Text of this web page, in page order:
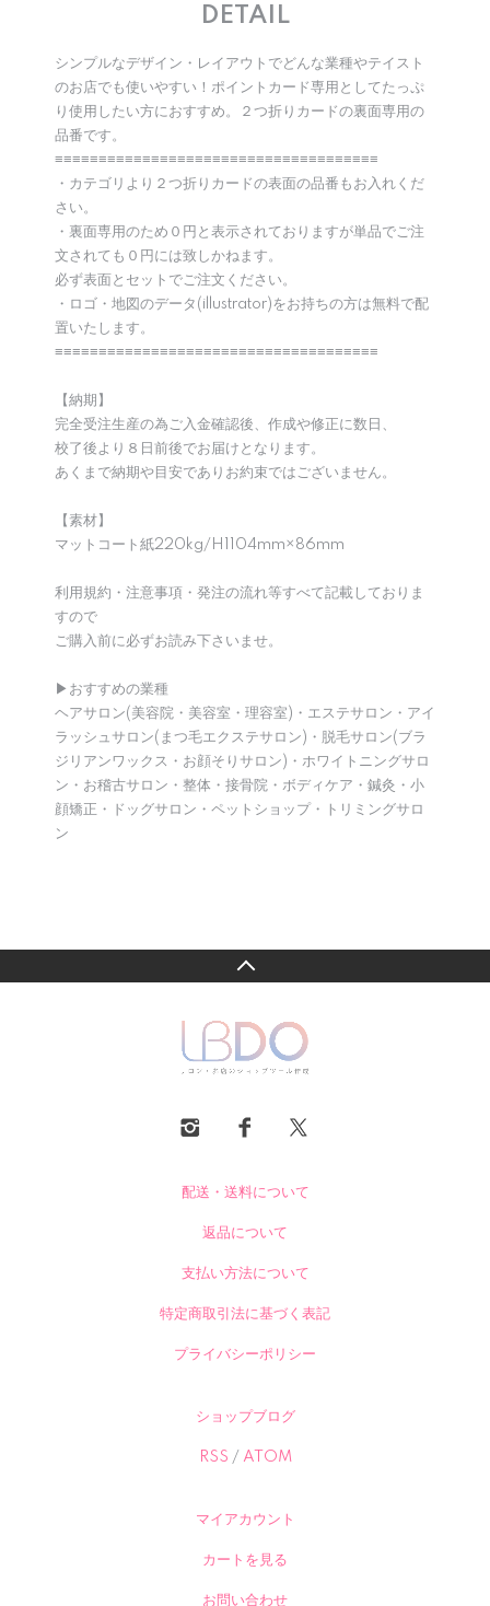
DETAIL
シンプルなデザイン・レイアウトでどんな業種やテイスト
のお店でも使いやすい！ポイントカード専用としてたっぷ
り使用したい方におすすめ。２つ折りカードの裏面専用の
品番です。
≡≡≡≡≡≡≡≡≡≡≡≡≡≡≡≡≡≡≡≡≡≡≡≡≡≡≡≡≡≡≡≡≡≡≡≡≡
・カテゴリより２つ折りカードの表面の品番もお入れくだ
さい。
・裏面専用のため０円と表示されておりますが単品でご注
文されても０円には致しかねます。
必ず表面とセットでご注文ください。
・ロゴ・地図のデータ(illustrator)をお持ちの方は無料で配
置いたします。
≡≡≡≡≡≡≡≡≡≡≡≡≡≡≡≡≡≡≡≡≡≡≡≡≡≡≡≡≡≡≡≡≡≡≡≡≡
【納期】
完全受注生産の為ご入金確認後、作成や修正に数日、
校了後より８日前後でお届けとなります。
あくまで納期や目安でありお約束ではございません。
【素材】
マットコート紙220kg/H1104mm×86mm
利用規約・注意事項・発注の流れ等すべて記載しておりま
すので
ご購入前に必ずお読み下さいませ。
▶︎おすすめの業種
ヘアサロン(美容院・美容室・理容室)・エステサロン・アイ
ラッシュサロン(まつ毛エクステサロン)・脱毛サロン(ブラ
ジリアンワックス・お顔そりサロン)・ホワイトニングサロ
ン・お稽古サロン・整体・接骨院・ボディケア・鍼灸・小
顔矯正・ドッグサロン・ペットショップ・トリミングサロ
ン
配送・送料について
返品について
支払い方法について
特定商取引法に基づく表記
プライバシーポリシー
ショップブログ
RSS / ATOM
マイアカウント
カートを見る
お問い合わせ